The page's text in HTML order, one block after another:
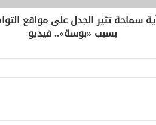
سماحة تثير الجدل على مواقع
بسبب «بوسة».. فيديو